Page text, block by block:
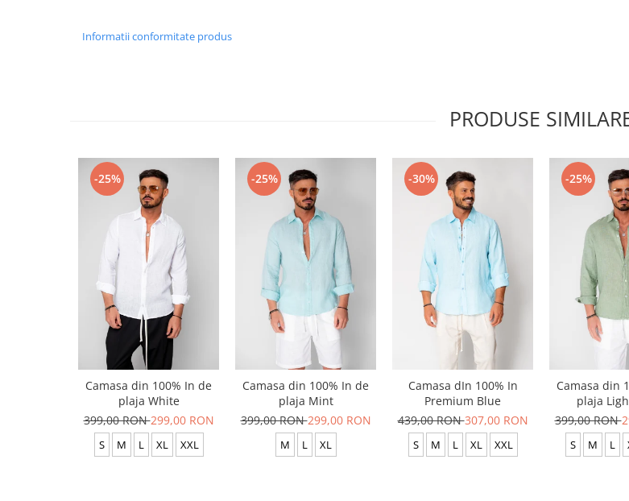
Informatii conformitate produs
PRODUSE
-25%
Camasa din 100% In de
plaja White
399,00 RON299,00 RON
S M L XL XXL
-25%
Camasa din 100% In de
plaja Mint
399,00 RON299,00 RON
M L XL
-30%
Camasa dIn 100% In
Premium Blue
439,00 RON307,00 RON
S M L XL XXL
-25%
Camasa din
plaja
399,00 RON
S M L